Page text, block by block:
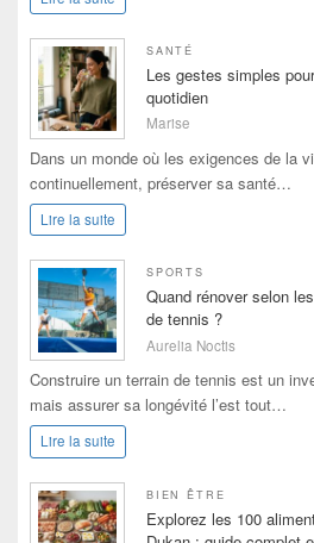
SANTÉ
Les gestes simples
quotidien
Marise
Dans un monde où les exigences de la
continuellement, préserver sa santé…
Lire la suite
SPORTS
Quand rénover selon
de tennis ?
Aurelia Noctis
Construire un terrain de tennis est un
mais assurer sa longévité l’est tout…
Lire la suite
BIEN ÊTRE
Explorez les 100